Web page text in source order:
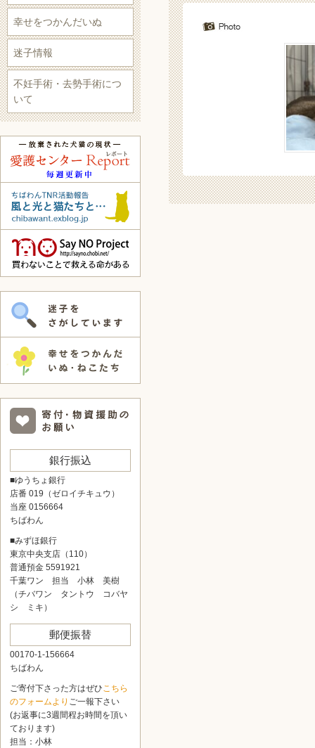
幸せをつかんだいぬ
迷子情報
不妊手術・去勢手術につ
いて
銀行振込
■ゆうちょ銀行
店番 019（ゼロイチキュウ）
当座 0156664
ちばわん
■みずほ銀行
東京中央支店（110）
普通預金 5591921
千葉ワン 担当 小林 美樹
（チバワン タントウ コバヤ
シ ミキ）
郵便振替
00170-1-156664
ちばわん
ご寄付下さった方はぜひこちら
のフォームより ご一報下さい
(お返事に3週間程お時間を頂い
ております)
担当：小林